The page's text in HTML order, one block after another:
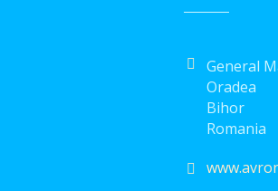
General
Oradea
Bihor
Romania